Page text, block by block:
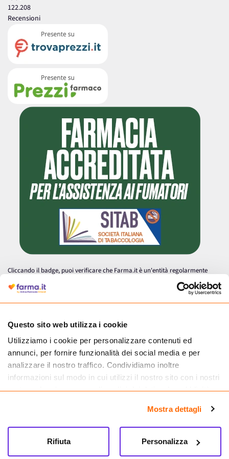
Questo sito web utilizza i cookie
Utilizziamo i cookie per personalizzare contenuti ed
annunci, per fornire funzionalità dei social media e per
analizzare il nostro traffico. Condividiamo inoltre
informazioni sul modo in cui utilizzi il nostro sito con i nostri
partner che si occupano di analisi dei dati web, pubblicità e
informazioni che hai fornito loro o che hanno raccolto dal
tuo utilizzo dei loro servizi.
Mostra dettagli
Personalizza
Rifiuta
122.208
Recensioni
Cliccando il badge, puoi verificare che Farma.it è un'entità regolarmente
autorizzata dal Ministero della Salute a effettuare la vendita online di
medicinali.
Farma.it S.a.s. P. IVA 07417261216 REA: NA-884088